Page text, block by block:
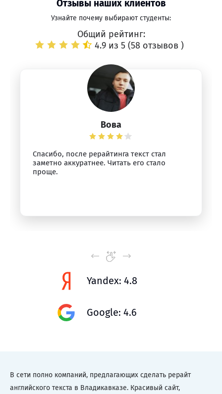
Отзывы наших клиентов
Узнайте почему выбирают студенты:
Общий рейтинг:
4.9 из 5 (58 отзывов )
Вова
Спасибо, после рерайтинга текст стал
заметно аккуратнее. Читать его стало
проще.
Yandex: 4.8
Google: 4.6
В сети полно компаний, предлагающих сделать рерайт
английского текста в Владикавказе. Красивый сайт,